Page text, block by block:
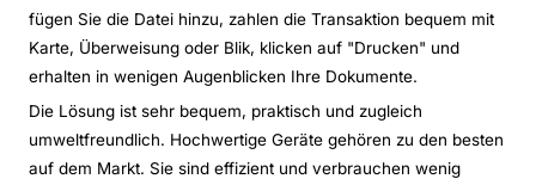
fügen Sie die Datei hinzu, zahlen die Transaktion bequem mit
Karte, Überweisung oder Blik, klicken auf "Drucken" und
erhalten in wenigen Augenblicken Ihre Dokumente.
Die Lösung ist sehr bequem, praktisch und zugleich
umweltfreundlich. Hochwertige Geräte gehören zu den besten
auf dem Markt. Sie sind effizient und verbrauchen wenig